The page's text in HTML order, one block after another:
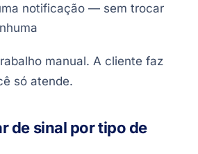
notificação — sem trocar
manual. A cliente faz
só atende.
de sinal por tipo de